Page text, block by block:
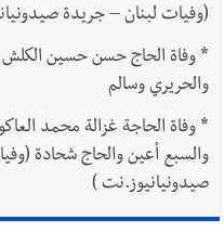
(وفيات لبنان – جريدة
*
والحريري وسالم
*
والسبع أعين والحاج شحادة
صيدونيانيوز.نت )